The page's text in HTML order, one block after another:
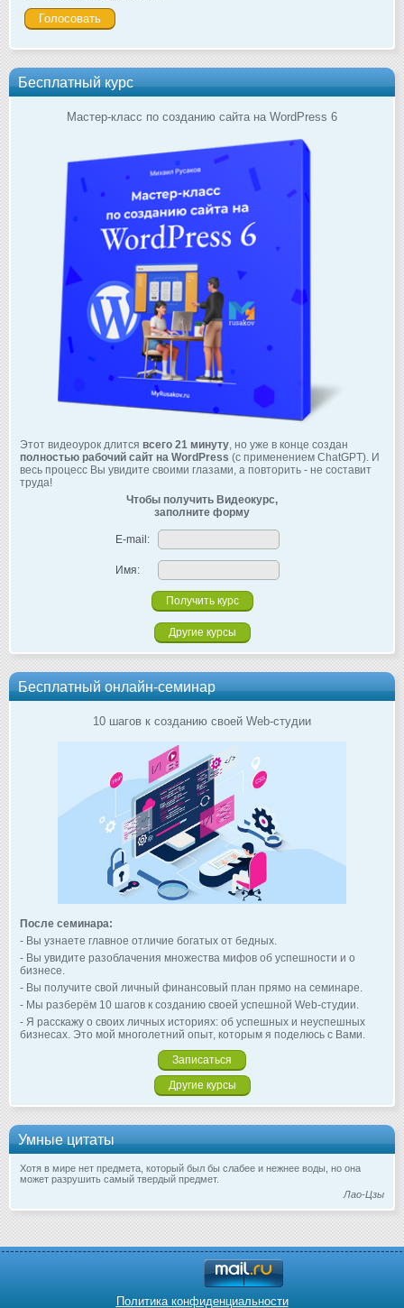
Бесплатный курс
Мастер-класс по созданию сайта на WordPress 6
Этот видеоурок длится всего 21 минуту , но уже в конце создан
полностью рабочий сайт на WordPress (с применением ChatGPT). И
весь процесс Вы увидите своими глазами, а повторить - не составит
труда!
Чтобы получить Видеокурс,
заполните форму
E-mail:
Имя:
Другие курсы
Бесплатный онлайн-семинар
10 шагов к созданию своей Web-студии
После семинара:
- Вы узнаете главное отличие богатых от бедных.
- Вы увидите разоблачения множества мифов об успешности и о
бизнесе.
- Вы получите свой личный финансовый план прямо на семинаре.
- Мы разберём 10 шагов к созданию своей успешной Web-студии.
- Я расскажу о своих личных историях: об успешных и неуспешных
бизнесах. Это мой многолетний опыт, которым я поделюсь с Вами.
Записаться
Другие курсы
Умные цитаты
Хотя в мире нет предмета, который был бы слабее и нежнее воды, но она
может разрушить самый твердый предмет.
Лао-Цзы
Политика конфиденциальности